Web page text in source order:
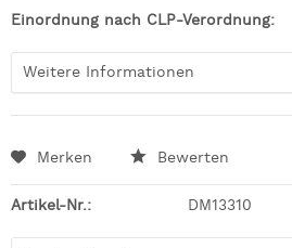
Einordnung nach CLP-Verordnung:
Weitere Informationen
Merken Bewerten
Artikel-Nr.: DM13310